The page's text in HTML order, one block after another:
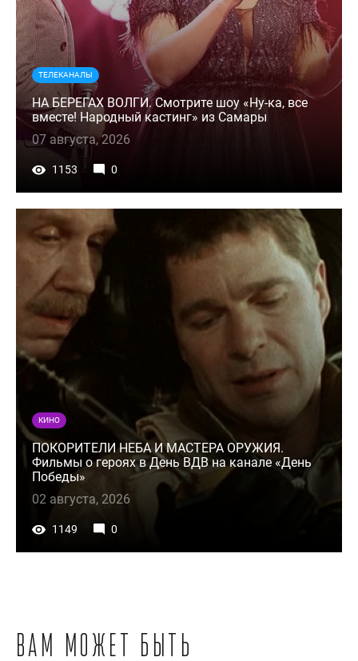
ТЕЛЕКАНАЛЫ
НА БЕРЕГАХ ВОЛГИ. Смотрите шоу «Ну-ка, все
вместе! Народный кастинг» из Самары
07 августа, 2026
1153 0
КИНО
ПОКОРИТЕЛИ НЕБА И МАСТЕРА ОРУЖИЯ.
Фильмы о героях в День ВДВ на канале «День
Победы»
02 августа, 2026
1149 0
Вам может быть